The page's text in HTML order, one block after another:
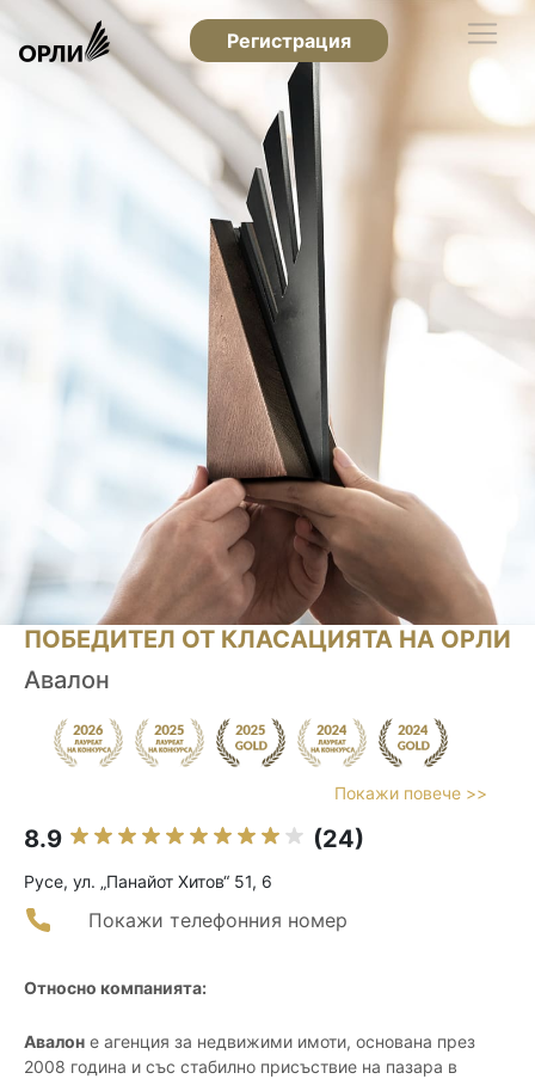
Регистрация
ПОБЕДИТЕЛ ОТ КЛАСАЦИЯТА НА ОРЛИ
Авалон
Покажи повече >>
8.9 (24)
Русе, ул. „Панайот Хитов“ 51, 6
Покажи телефонния номер
Относно компанията:
Авалон е агенция за недвижими имоти, основана през
2008 година и със стабилно присъствие на пазара в